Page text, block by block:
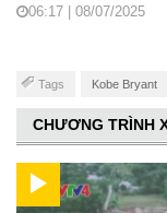
06:17 | 08/07/2025
Tags Kobe Bryant
CHƯƠNG TRÌNH